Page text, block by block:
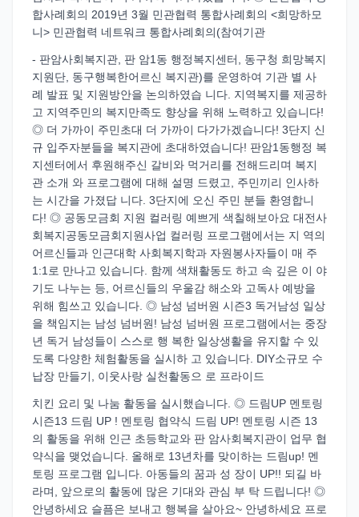
합사례회의 2019년 3월 민관협력 통합사례회의 <희망하모
니> 민관협력 네트워크 통합사례회의(참여기관
- 판암사회복지관, 판 암1동 행정복지센터, 동구청 희망복지
지원단, 동구행복한어르신 복지관)를 운영하여 기관 별 사
례 발표 및 지원방안을 논의하였습 니다. 지역복지를 제공하
고 지역주민의 복지만족도 향상을 위해 노력하고 있습니다!
◎ 더 가까이 주민초대 더 가까이 다가가겠습니다! 3단지 신
규 입주자분들을 복지관에 초대하였습니다! 판암1동행정 복
지센터에서 후원해주신 갈비와 먹거리를 전해드리며 복지
관 소개 와 프로그램에 대해 설명 드렸고, 주민끼리 인사하
는 시간을 가졌답 니다. 3단지에 오신 주민 분들 환영합니
다! ◎ 공동모금회 지원 컬러링 예쁘게 색칠해보아요 대전사
회복지공동모금회지원사업 컬러링 프로그램에서는 지 역의
어르신들과 인근대학 사회복지학과 자원봉사자들이 매 주
1:1로 만나고 있습니다. 함께 색채활동도 하고 속 깊은 이 야
기도 나누는 등, 어르신들의 우울감 해소와 고독사 예방을
위해 힘쓰고 있습니다. ◎ 남성 넘버원 시즌3 독거남성 일상
을 책임지는 남성 넘버원! 남성 넘버원 프로그램에서는 중장
년 독거 남성들이 스스로 행 복한 일상생활을 유지할 수 있
도록 다양한 체험활동을 실시하 고 있습니다. DIY소규모 수
납장 만들기, 이웃사랑 실천활동으 로 프라이드
치킨 요리 및 나눔 활동을 실시했습니다. ◎ 드림UP 멘토링
시즌13 드림 UP ! 멘토링 협약식 드림 UP! 멘토링 시즌 13
의 활동을 위해 인근 초등학교와 판 암사회복지관이 업무 협
약식을 맺었습니다. 올해로 13년차를 맞이하는 드림up! 멘
토링 프로그램 입니다. 아동들의 꿈과 성 장이 UP!! 되길 바
라며, 앞으로의 활동에 많은 기대와 관심 부 탁 드립니다! ◎
안녕하세요 슬픔은 보내고 행복을 살아요~ 안녕하세요 프로